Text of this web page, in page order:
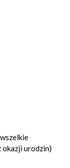
okazji urodzin)